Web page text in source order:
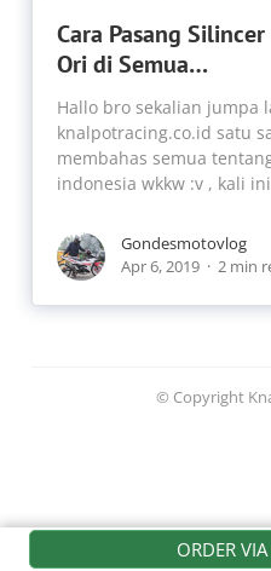
Cara Pasang
Ori di Semua…
Hallo bro sekalian jumpa
knalpotracing.co.id satu
membahas semua
indonesia wkkw :v , kali
Gondesmotovlog
Apr 6, 2019
2 min
ORDER
© Copyright